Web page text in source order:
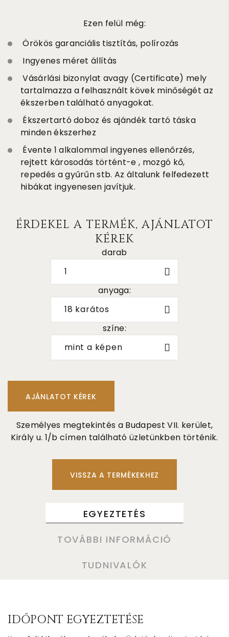
Ezen felül még:
Örökös garanciális tisztítás, polírozás
Ingyenes méret állítás
Vásárlási bizonylat avagy (Certificate) mely
tartalmazza a felhasznált kövek minőségét az
ékszerben található anyagokat.
Ékszertartó doboz és ajándék tartó táska
minden ékszerhez
Évente 1 alkalommal ingyenes ellenőrzés,
rejtett károsodás történt-e , mozgó kő,
repedés a gyűrűn stb. Az általunk felfedezett
hibákat ingyenesen javítjuk.
ÉRDEKEL A TERMÉK, AJÁNLATOT
KÉREK
darab
1
anyaga:
18 karátos
színe:
mint a képen
Személyes megtekintés a Budapest VII. kerület,
Király u. 1/b címen található üzletünkben történik.
VISSZA A TERMÉKEKHEZ
EGYEZTETÉS
TOVÁBBI INFORMÁCIÓ
TUDNIVALÓK
IDŐPONT EGYEZTETÉSE